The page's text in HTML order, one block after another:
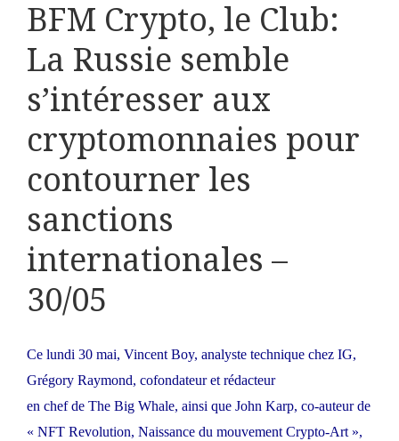
BFM Crypto, le Club:
La Russie semble
s’intéresser aux
cryptomonnaies pour
contourner les
sanctions
internationales –
30/05
Ce lundi 30 mai, Vincent Boy, analyste technique chez IG,
Grégory Raymond, cofondateur et rédacteur
en chef de The Big Whale, ainsi que John Karp, co-auteur de
« NFT Revolution, Naissance du mouvement Crypto-Art »,